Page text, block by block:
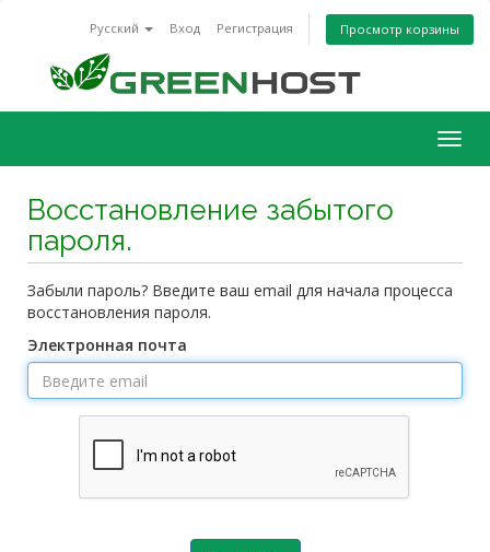
Русский Вход Регистрация Просмотр корзины
Восстановление забытого
пароля.
Забыли пароль? Введите ваш email для начала процесса
восстановления пароля.
Электронная почта